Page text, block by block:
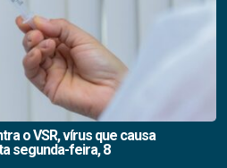
o VSR, vírus que causa
segunda-feira, 8